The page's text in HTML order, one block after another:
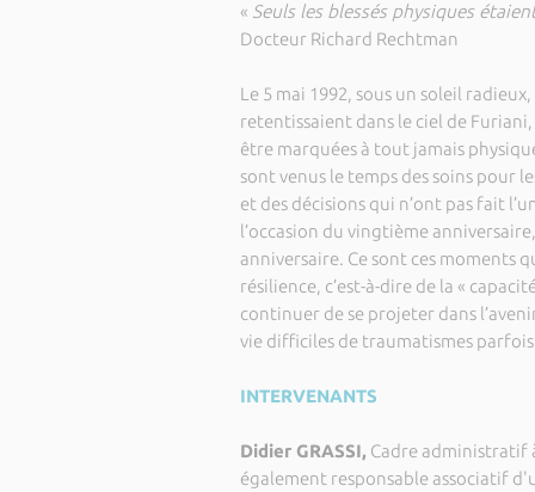
« Seuls les blessés physiques
Docteur Richard Rechtman
Le 5 mai 1992, sous un soleil
retentissaient dans le ciel de
être marquées à tout jamais
sont venus le temps des soins pour
et des décisions qui n’ont pas fait
l’occasion du vingtième
anniversaire. Ce sont ces moments
résilience, c’est-à-dire de la «
continuer de se projeter dans
vie difficiles de traumatismes parfois
INTERVENANTS
Didier GRASSI, Cadre administratif
également responsable associatif